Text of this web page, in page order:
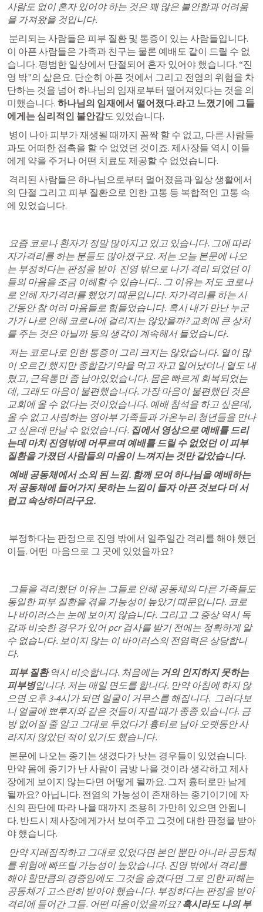
사람도 없이 혼자 있어야 하는 것은 꽤 많은 불안함과 어려움
을 가져왔을 것입니다.
분리되는 사람들은 피부 질환 및 통증이 있는 사람들입니다.
이 아픈 사람들은 가족과 친구는 물론 예배도 같이 드릴 수 없
습니다. 평범한 일상에서 단절되어 혼자 있어야 했습니다. “진
영 밖"의 삶은요. 단순히 아픈 것에서 그리고 전염의 위험을 차
단하는 것을 넘어 하나님의 임재로부터 떨어져있다는 것을 의
미했습니다. 하나님의 임재에서 떨어졌다.라고 느꼈기에 그들
에게는 심리적인 불안감도 있었습니다.
과도 어떠한 접촉을 할 수 없었던 것이죠. 제사장들 역시 이들
에게 약을 주거나 어떤 치료도 제공할 수 없었습니다.
의 단절 그리고 피부 질환으로 인한 고통 등 복합적인 고통 속
에 있었습니다.
자가격리를 하는 분들도 많아졌구요. 저는 오늘 본문에 나오
는 부정하다는 판정을 받아  진영 밖으로 나가 격리 되었던 이
들의 마음을 조금 이해할 수 있습니다.. 그 이유는 저도 코로나
로 인해 자가격리를 했었기 때문입니다. 자가격리를 하는 시
간동안 참 여러 마음들로 힘들었습니다. 혹시 내가 만난 누군
가가 나로 인해 코로나에 걸리지는 않았을까? 교회에 큰 상처
를 주는 것은 아닐까 등의 생각이 계속해서 들었습니다.
이 오르긴 했지만 종합감기약을 먹고 자고 일어났더니 열도 내
렸고, 근육통만 좀 남아있었습니다. 몸은 빠르게 회복되었는
데, 그래도 마음이 불편했습니다. 가장 마음이 불편했던 것은
교회에 올 수 없다는 것이었습니다. 예배 참석을 하고 싶은데,
올 수 없고 사랑하는 영아부 가족들과 가온누리 청년들을 만나
고 싶은데 만날 수 없었습니다. 집에서 영상으로 예배를 드리
는데 마치 진영밖에 머무르며 예배를 드릴 수 없었던 이 피부
질환을 가졌던 사람들의 마음이 느껴지는 것만 같았습니다.
저 공동체에 들어가지 못하는 느낌이 들자 아픈 것보다 더 서
럽고 속상하더라구요.
이들. 어떤  마음으로 그 곳에 있었을까요?
그들을 격리했던 이유는 그들로 인해 공동체의 다른 가족들도
동일한 피부 질환을 겪을 가능성이 높았기 때문입니다. 코로
나 바이러스는 눈에 보이지 않습니다. 그리고 그 증상 역시 독
감과 비슷한 경우가 있어 pcr 검사를 받기 전에는 정확하게 알
수 없습니다. 보이지 않는 이 바이러스의 전염력은 상당합니
다.
피부 질환 역시 비슷합니다. 처음에는 거의 인지하지 못하는
피부병입니다. 저는 매일 면도를 합니다. 만약 아침에 하지 않
으면 오후 3-4시가 되면 얼굴이 거무스름 해집니다.  그러다보
니 얼굴에 뾰루지와 같은 것들이 자랄 때가 종종 있습니다. 금
방 없어질 줄 알고 그대로 두었다가 흉터로 남아 오랫동안 사
라지지 않았던 적이 있기도 했습니다.
본문에 나오는 종기는 생겼다가 낫는 경우들이 있었습니다.
만약 몸에 종기가 난 사람이 금방 나을 것이라 생각하고 제사
장에게 보이지 않는다면 어떻게 될까요. 그저 흉터로만 남게
될까요? 아닙니다. 전염의 가능성이 존재하는 종기이기에 자
신의 판단에 따라 나을 때까지 조용히 가만히 있으면 안됩니
다. 반드시 제사장에게가서 보여주고 그것에 대한 판정을 받아
야 했습니다.
만약 지레짐작하고 그대로 있었다면 본인 뿐만 아니라 공동체
를 위험에 빠뜨릴 가능성이 높았습니다. 진영 밖에서 격리를
해야 할만큼의 경증임에도 그것을 숨겼다면 그로 인한 피해는
공동체가 고스란히 받아야 했습니다. 부정하다는 판정을 받아
격리에 들어간 그들. 어떤 마음이었을까요? 혹시라도 나의 부